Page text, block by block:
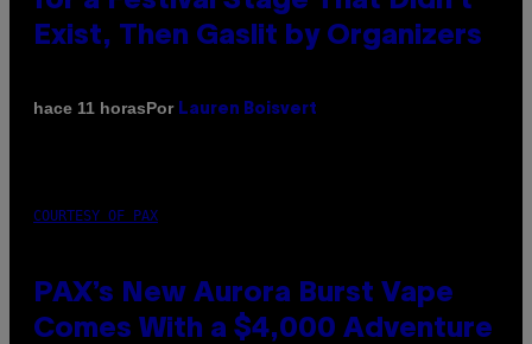
Exist, Then Gaslit by Organizers
hace 11 horasPor Lauren Boisvert
COURTESY OF PAX
PAX’s New Aurora Burst Vape
Comes With a $4,000 Adventure